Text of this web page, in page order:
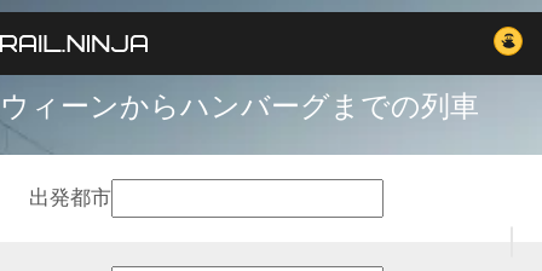
ウィーンからハンバーグまでの列車
出発都市